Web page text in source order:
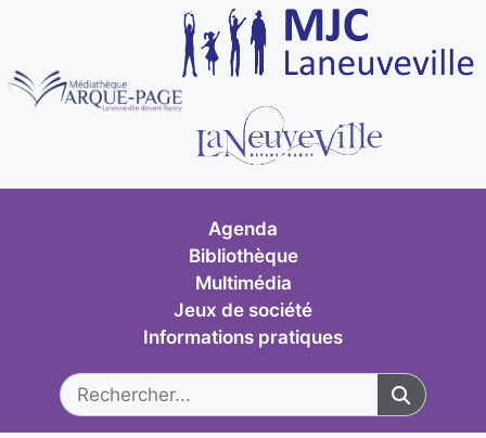
Agenda
Bibliothèque
Multimédia
Jeux de société
Informations pratiques